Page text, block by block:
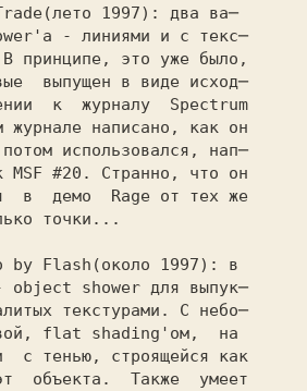
- линиями и с текс─
принципе, это уже было,
выпущен в виде исход─
к  журналу  Spectrum
написано, как он
использовался, нап─
#20. Странно, что он
в  демо  Rage от тех же
точки...
by Flash
object shower для выпук─
текстурами. С небо─
с тенью, строящейся как
объекта.  Также  умеет